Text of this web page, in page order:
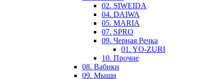
02. SIWEIDA
04. DAIWA
05. MARIA
07. SPRO
09. Черная Речка
01. YO-ZURI
10. Прочие
08. Вабики
09. Мыши